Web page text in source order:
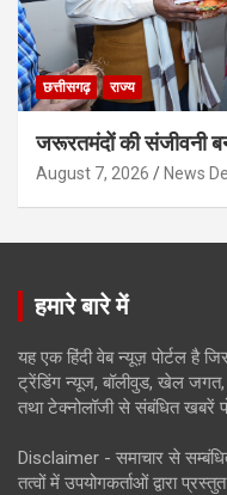
छत्तीसगढ़ राज्य
जरूरतमंदों की संजीवनी
August 7, 2026 News
हमारे बारे में
यह एक हिंदी वेब न्यूज़ पोर्टल है
ट्रेंडिंग न्यूज, बॉलीवुड, खेल जगत,
तथा टेक्नोलॉजी से संबंधित खबरें
Disclaimer - समाचार से
तत्वों में उपयोगकर्ताओं द्वारा